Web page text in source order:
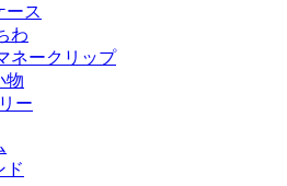
ース
わ
ネークリップ
物
ー
ド